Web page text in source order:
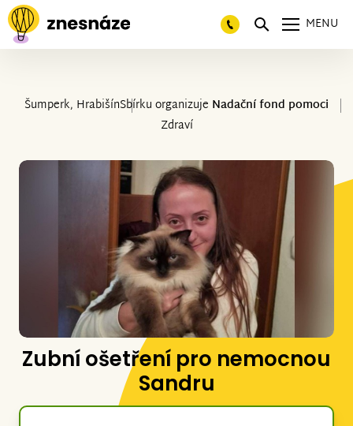
MENU
Šumperk, HrabišínSbírku organizuje Nadační fond pomoci
Zdraví
Zubní ošetření pro nemocnou
Sandru